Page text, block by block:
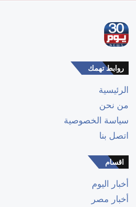
روابط تهمك
الرئيسية
من نحن
سياسة الخصوصية
اتصل بنا
اقسام
أخبار اليوم
أخبار مصر